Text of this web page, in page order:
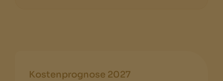
Kostenprognose 2027